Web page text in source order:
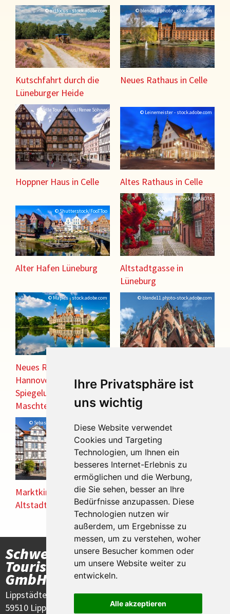
Ihre Privatsphäre ist
uns wichtig
Diese Website verwendet
Cookies und Targeting
Technologien, um Ihnen ein
besseres Internet-Erlebnis zu
ermöglichen und die Werbung,
die Sie sehen, besser an Ihre
Bedürfnisse anzupassen. Diese
Technologien nutzen wir
außerdem, um Ergebnisse zu
messen, um zu verstehen, woher
unsere Besucher kommen oder
um unsere Website weiter zu
entwickeln.
Alle akzeptieren
© artfocus - stock.adobe.com
Kutschfahrt durch die
Lüneburger Heide
© blende11.photo - stock.adobe.com
Neues Rathaus in Celle
© Celle Tourismus/Renee Söhner
Hoppner Haus in Celle
© Leinemeister - stock.adobe.com
Altes Rathaus in Celle
© Shutterstock/FooTToo
Alter Hafen Lüneburg
© Shutterstock/YRABOTA
Altstadtgasse in
Lüneburg
© Mapics - stock.adobe.com
Neues Rathaus
Hannover mit
Spiegelung im
Maschteich
© blende11.photo-stock.adobe.com
Hannover
© Sebastian Grote - stock.adobe.com
Marktkirche und
Altstadt von Hannover
Schwertheim
Touristik
GmbH
Lippstädter Straße 30
59510 Lippetal-Herzfeld
Öffnungszeiten
16:00 Uhr